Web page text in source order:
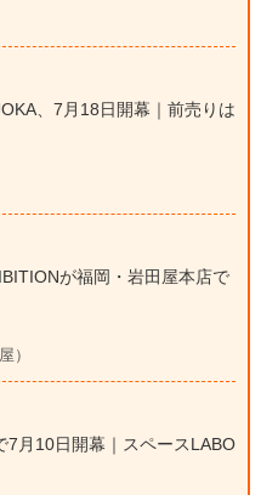
、7月18日開幕｜前売りは
が福岡・岩田屋本店で
）
7月10日開幕｜スペースLABO